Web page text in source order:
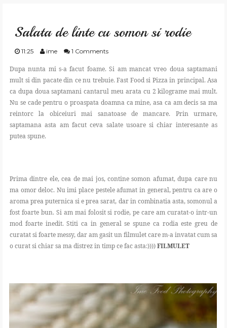
TRAIESTE
APRECIAZA
SHOP
Salata de linte cu somon si rodie
11:25 ime 1 Comments
Dupa nunta mi s-a facut foame. Si am mancat vreo doua saptamani
mult si din pacate din ce nu trebuie. Fast Food si Pizza in principal. Asa
ca dupa doua saptamani cantarul meu arata cu 2 kilograme mai mult.
Nu se cade pentru o proaspata doamna ca mine, asa ca am decis sa ma
reintorc la obiceiuri mai sanatoase de mancare. Prin urmare,
saptamana asta am facut ceva salate usoare si chiar interesante as
putea spune.
Prima dintre ele, cea de mai jos, contine somon afumat, dupa care nu
ma omor deloc. Nu imi place pestele afumat in general, pentru ca are o
aroma prea puternica si e prea sarat, dar in combinatia asta, somonul a
fost foarte bun. Si am mai folosit si rodie, pe care am curatat-o intr-un
mod foarte inedit. Stiti ca in general se spune ca rodia este greu de
curatat si foarte messy, dar am gasit un filmulet care m-a invatat cum sa
o curat si chiar sa ma distrez in timp ce fac asta:))))FILMULET